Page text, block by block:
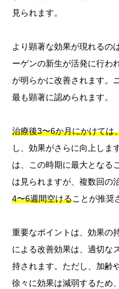
見られます。
より顕著な効果が現れるのは
ーゲンの新生が活発に行わ
が明らかに改善されます。
最も顕著に認められます。
治療後3〜6か月にかけては
し、効果がさらに向上しま
は、この時期に最大となる
は見られますが、複数回の
4〜6週間空けることが推奨
重要なポイントは、効果の
による改善効果は、適切な
持されます。ただし、加齢
徐々に効果は減弱するため